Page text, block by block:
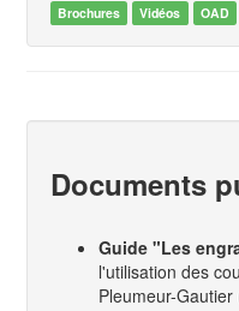
Brochures Vidéos OAD
Documents
Guide "Les
l'utilisation des
Pleumeur-Gautier